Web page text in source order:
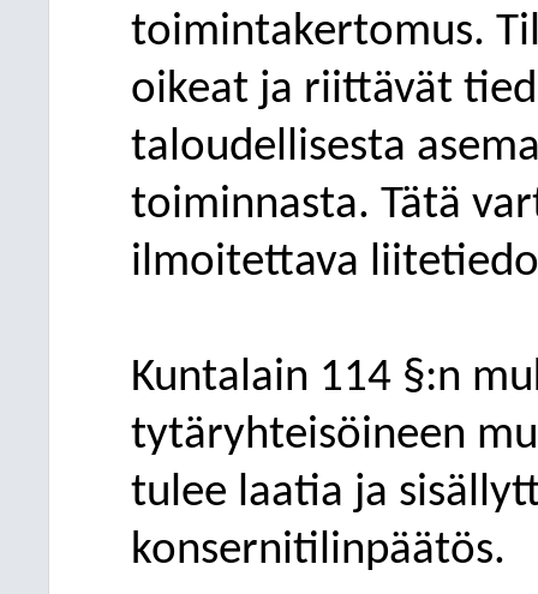
toimintakertomus.
oikeat ja riittävät
taloudellisesta
toiminnasta. Tätä
ilmoitettava
Kuntalain 114 §:n
tytäryhteisöineen
tulee laatia ja
konsernitilinpäätös.